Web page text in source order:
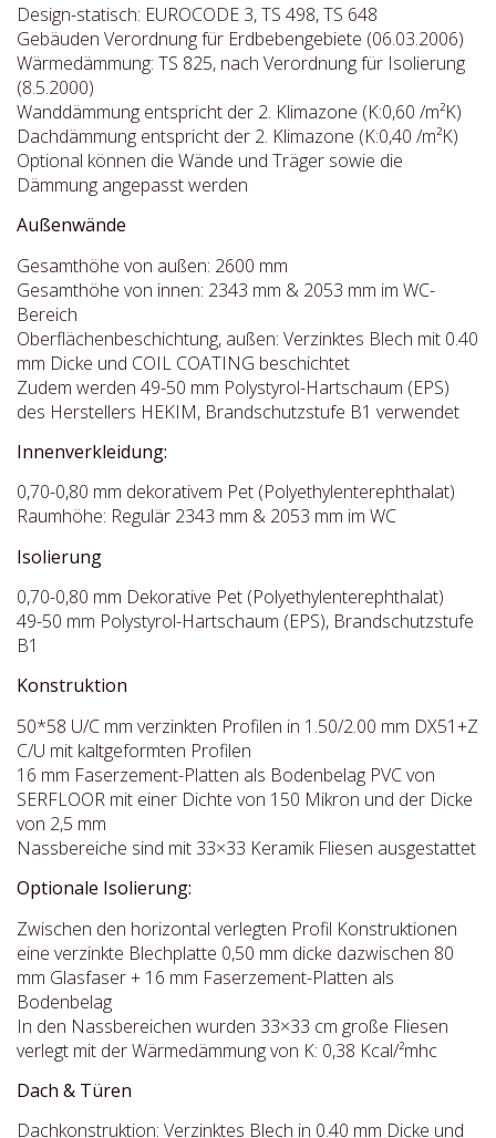
Design-statisch: EUROCODE 3, TS 498, TS 648
Gebäuden Verordnung für Erdbebengebiete (06.03.2006)
Wärmedämmung: TS 825, nach Verordnung für Isolierung
(8.5.2000)
Wanddämmung entspricht der 2. Klimazone (K:0,60 /m²K)
Dachdämmung entspricht der 2. Klimazone (K:0,40 /m²K)
Optional können die Wände und Träger sowie die
Dämmung angepasst werden
Außenwände
Gesamthöhe von außen: 2600 mm
Gesamthöhe von innen: 2343 mm & 2053 mm im WC-
Bereich
Oberflächenbeschichtung, außen: Verzinktes Blech mit 0.40
mm Dicke und COIL COATING beschichtet
Zudem werden 49-50 mm Polystyrol-Hartschaum (EPS)
des Herstellers HEKIM, Brandschutzstufe B1 verwendet
Innenverkleidung:
0,70-0,80 mm dekorativem Pet (Polyethylenterephthalat)
Raumhöhe: Regulär 2343 mm & 2053 mm im WC
Isolierung
0,70-0,80 mm Dekorative Pet (Polyethylenterephthalat)
49-50 mm Polystyrol-Hartschaum (EPS), Brandschutzstufe
B1
Konstruktion
50*58 U/C mm verzinkten Profilen in 1.50/2.00 mm DX51+Z
C/U mit kaltgeformten Profilen
16 mm Faserzement-Platten als Bodenbelag PVC von
SERFLOOR mit einer Dichte von 150 Mikron und der Dicke
von 2,5 mm
Nassbereiche sind mit 33×33 Keramik Fliesen ausgestattet
Optionale Isolierung:
Zwischen den horizontal verlegten Profil Konstruktionen
eine verzinkte Blechplatte 0,50 mm dicke dazwischen 80
mm Glasfaser + 16 mm Faserzement-Platten als
Bodenbelag
In den Nassbereichen wurden 33×33 cm große Fliesen
verlegt mit der Wärmedämmung von K: 0,38 Kcal/²mhc
Dach & Türen
Dachkonstruktion: Verzinktes Blech in 0.40 mm Dicke und